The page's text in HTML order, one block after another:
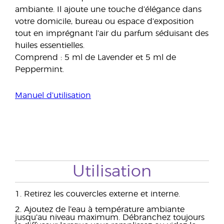
ambiante. Il ajoute une touche d’élégance dans
votre domicile, bureau ou espace d’exposition
tout en imprégnant l’air du parfum séduisant des
huiles essentielles.
Comprend : 5 ml de Lavender et 5 ml de
Peppermint.
Manuel d’utilisation
Utilisation
1. Retirez les couvercles externe et interne.
2. Ajoutez de l’eau à température ambiante
jusqu’au niveau maximum. Débranchez toujours